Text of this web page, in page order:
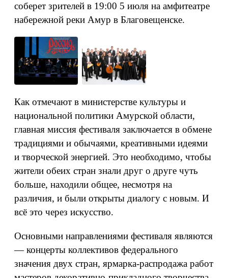
соберет зрителей в 19:00 5 июля на амфитеатре
набережной реки Амур в Благовещенске.
Как отмечают в министерстве культуры и
национальной политики Амурской области,
главная миссия фестиваля заключается в обмене
традициями и обычаями, креативными идеями
и творческой энергией. Это необходимо, чтобы
жители обеих стран знали друг о друге чуть
больше, находили общее, несмотря на
различия, и были открыты диалогу с новым. И
всё это через искусство.
Основными направлениями фестиваля являются
— концерты коллективов федерального
значения двух стран, ярмарка-распродажа работ